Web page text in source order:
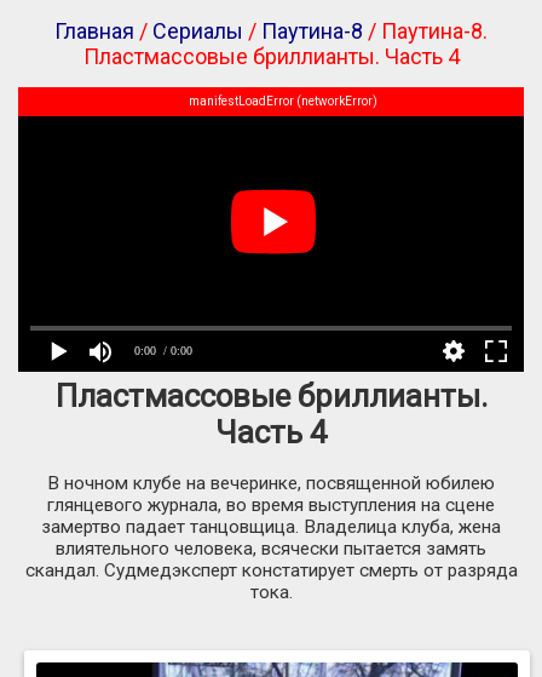
Главная / Сериалы / Паутина-8 / Паутина-8.
Пластмассовые бриллианты. Часть 4
0:00 / 0:00
manifestLoadError (networkError)
Пластмассовые бриллианты.
Часть 4
В ночном клубе на вечеринке, посвященной юбилею
глянцевого журнала, во время выступления на сцене
замертво падает танцовщица. Владелица клуба, жена
влиятельного человека, всячески пытается замять
скандал. Судмедэксперт констатирует смерть от разряда
тока.